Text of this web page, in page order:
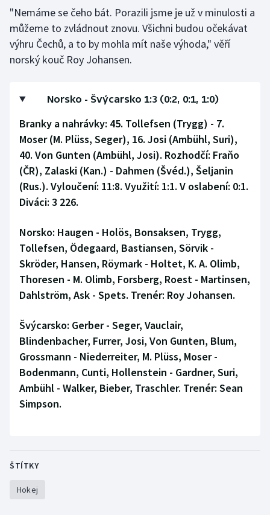
Stolní tenis
Triatlon
Veslování
Vodní slalom
Volejbal
Ostatní
"Nemáme se čeho bát. Porazili jsme je už v minulosti a
můžeme to zvládnout znovu. Všichni budou očekávat
výhru Čechů, a to by mohla mít naše výhoda," věří
norský kouč Roy Johansen.
Norsko - Švýcarsko 1:3 (0:2, 0:1, 1:0)
Branky a nahrávky: 45. Tollefsen (Trygg) - 7.
Moser (M. Plüss, Seger), 16. Josi (Ambühl, Suri),
40. Von Gunten (Ambühl, Josi). Rozhodčí: Fraňo
(ČR), Zalaski (Kan.) - Dahmen (Švéd.), Šeljanin
(Rus.). Vyloučení: 11:8. Využití: 1:1. V oslabení: 0:1.
Diváci: 3 226.
Norsko: Haugen - Holös, Bonsaksen, Trygg,
Tollefsen, Ödegaard, Bastiansen, Sörvik -
Skröder, Hansen, Röymark - Holtet, K. A. Olimb,
Thoresen - M. Olimb, Forsberg, Roest - Martinsen,
Dahlström, Ask - Spets. Trenér: Roy Johansen.
Švýcarsko: Gerber - Seger, Vauclair,
Blindenbacher, Furrer, Josi, Von Gunten, Blum,
Grossmann - Niederreiter, M. Plüss, Moser -
Bodenmann, Cunti, Hollenstein - Gardner, Suri,
Ambühl - Walker, Bieber, Traschler. Trenér: Sean
Simpson.
ŠTÍTKY
Hokej